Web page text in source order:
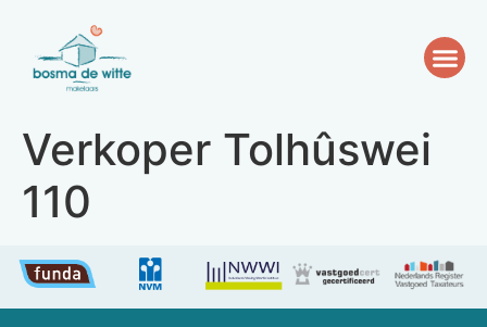
Verkoper Tolhûswei
110